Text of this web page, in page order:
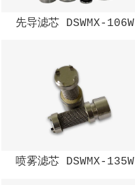
先导滤芯 DSWMX-106W
喷雾滤芯 DSWMX-135W